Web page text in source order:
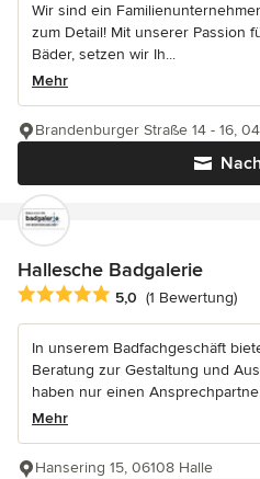
Wir sind ein
zum Detail! Mit unserer Passion
Bäder, setzen wir Ih...
Mehr
Brandenburger Straße 14 - 16,
Hallesche Badgalerie
Durchschnittliche Bewertung: 5
5,0 (1 Bewertung)
In unserem Badfachgeschäft
Beratung zur Gestaltung und
haben nur einen
Mehr
Hansering 15, 06108 Halle